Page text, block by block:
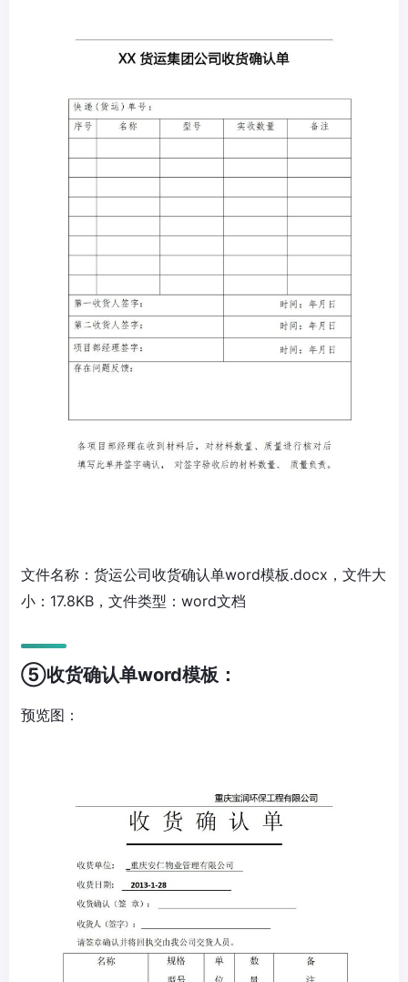
文件名称：货运公司收货确认单word模板.docx，文件大
小：17.8KB，文件类型：word文档
⑤收货确认单word模板：
预览图：